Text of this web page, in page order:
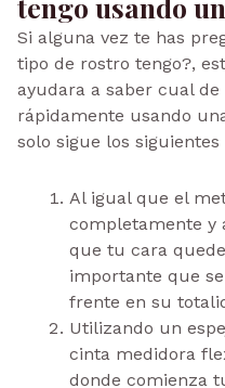
Si alguna vez te has
tipo de rostro tengo?,
ayudara a saber cual
rápidamente usando
solo sigue los siguientes
Al igual que el
completamente y
que tu cara
importante que
frente en su
Utilizando un
cinta medidora
donde comienza